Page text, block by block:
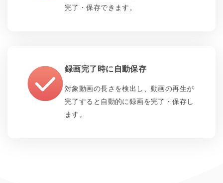
完了・保存できます。
録画完了時に自動保存
対象動画の長さを検出し、動画の再生が
完了すると自動的に録画を完了・保存し
ます。